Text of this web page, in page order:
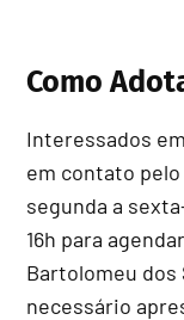
Como
Interessados
em contato pelo
segunda a
16h para
Bartolomeu dos
necessário